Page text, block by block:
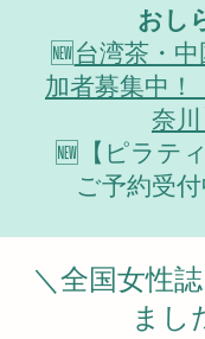
おし
​🆕台湾茶・
加者募集中！
奈川
🆕【ピラテ
ご予約受
＼全国女性
まし